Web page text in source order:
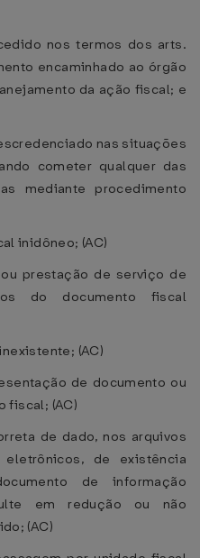
nos termos dos arts.
encaminhado ao órgão
da ação fiscal; e
nas situações
cometer qualquer das
mediante procedimento
inidôneo; (AC)
prestação de serviço de
do documento fiscal
(AC)
de documento ou
fiscal; (AC)
de dado, nos arquivos
de existência
de informação
em redução ou não
(AC)